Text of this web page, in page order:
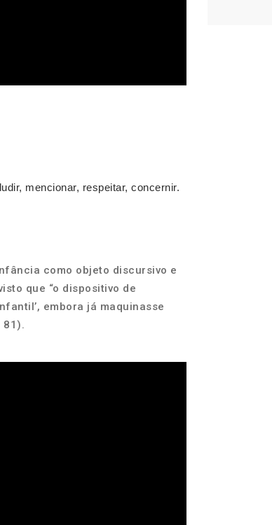
mencionar, respeitar, concernir.
como objeto discursivo e
que “o dispositivo de
embora já maquinasse
81).